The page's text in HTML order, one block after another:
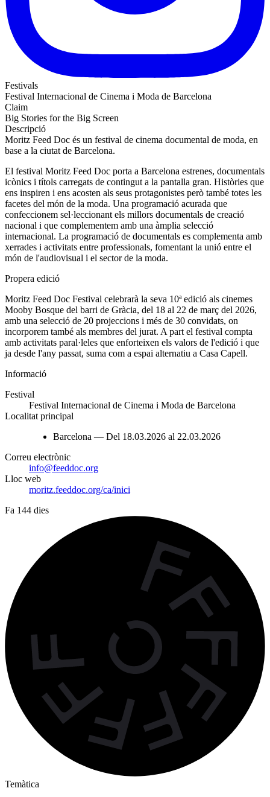
Festivals
Festival Internacional de Cinema i Moda de Barcelona
Claim
Big Stories for the Big Screen
Descripció
Moritz Feed Doc és un festival de cinema documental de moda, en
base a la ciutat de Barcelona.
El festival Moritz Feed Doc porta a Barcelona estrenes, documentals
icònics i títols carregats de contingut a la pantalla gran. Històries que
ens inspiren i ens acosten als seus protagonistes però també totes les
facetes del món de la moda. Una programació acurada que
confeccionem sel·leccionant els millors documentals de creació
nacional i que complementem amb una àmplia selecció
internacional. La programació de documentals es complementa amb
xerrades i activitats entre professionals, fomentant la unió entre el
món de l'audiovisual i el sector de la moda.
Propera edició
Moritz Feed Doc Festival celebrarà la seva 10ª edició als cinemes
Mooby Bosque del barri de Gràcia, del 18 al 22 de març del 2026,
amb una selecció de 20 projeccions i més de 30 convidats, on
incorporem també als membres del jurat. A part el festival compta
amb activitats paral·leles que enforteixen els valors de l'edició i que
ja desde l'any passat, suma com a espai alternatiu a Casa Capell.
Informació
Festival
Festival Internacional de Cinema i Moda de Barcelona
Localitat principal
Barcelona — Del 18.03.2026 al 22.03.2026
Correu electrònic
info@feeddoc.org
Lloc web
moritz.feeddoc.org/ca/inici
Fa 144 dies
Temàtica